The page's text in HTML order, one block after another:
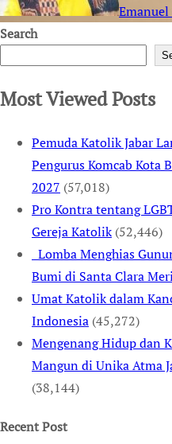
Emanuel
Search
Most Viewed Posts
Pemuda Katolik Jabar
Pengurus Komcab Kota
2027 (57,018)
Pro Kontra tentang
Gereja Katolik (52,446)
Lomba Menghias
Bumi di Santa Clara
Umat Katolik dalam
Indonesia (45,272)
Mengenang Hidup dan
Mangun di Unika Atma
(38,144)
Recent Post